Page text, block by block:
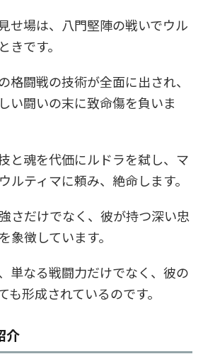
せ場は、八門堅陣の戦いでウル
きです。
格闘戦の技術が全面に出され、
い闘いの末に致命傷を負いま
と魂を代価にルドラを弑し、マ
ルティマに頼み、絶命します。
さだけでなく、彼が持つ深い忠
象徴しています。
単なる戦闘力だけでなく、彼の
も形成されているのです。
介